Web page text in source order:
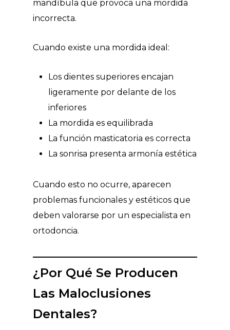
mandíbula que provoca una mordida
incorrecta.
Cuando existe una mordida ideal:
Los dientes superiores encajan
ligeramente por delante de los
inferiores
La mordida es equilibrada
La función masticatoria es correcta
La sonrisa presenta armonía estética
Cuando esto no ocurre, aparecen
problemas funcionales y estéticos que
deben valorarse por un especialista en
ortodoncia.
¿Por Qué Se Producen
Las Maloclusiones
Dentales?